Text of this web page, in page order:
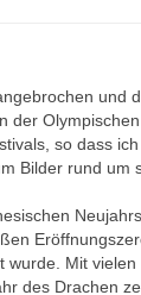
und
der
so dass
Bilder rund um
wurde. Mit
des Drachen